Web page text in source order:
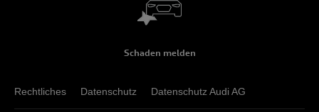
Schaden melden
Rechtliches Datenschutz Datenschutz Audi AG